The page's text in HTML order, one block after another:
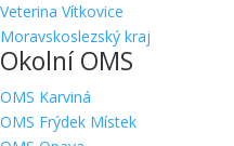
Veterina Vítkovice
Moravskoslezský kraj
Okolní OMS
OMS Karviná
OMS Frýdek Místek